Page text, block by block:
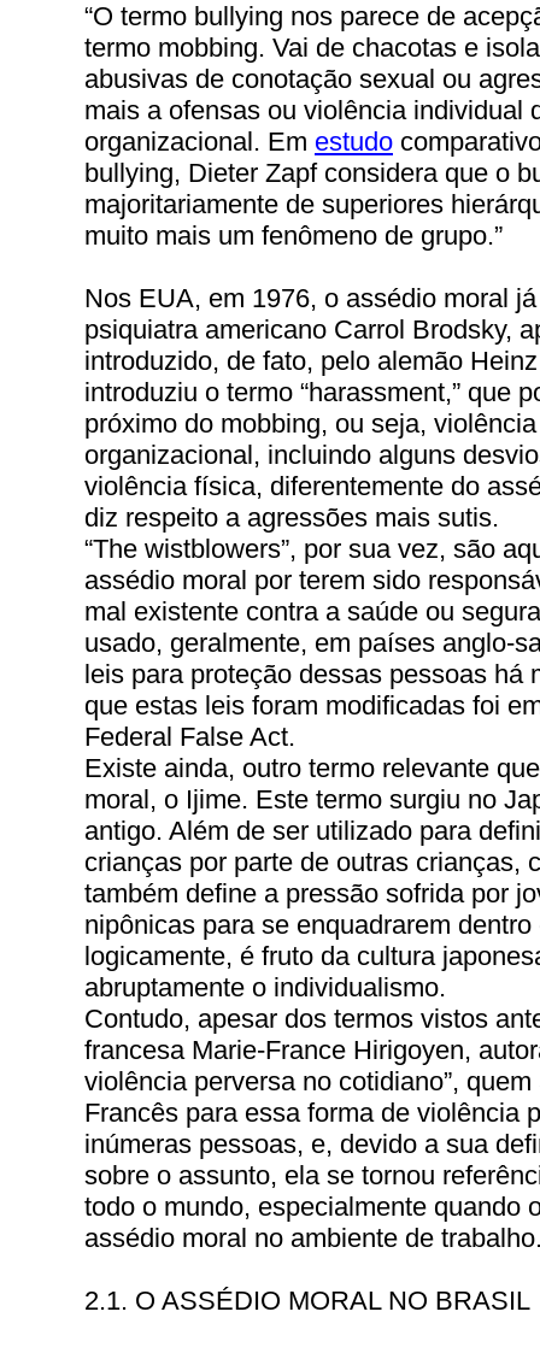
“O termo bullying nos parece de
termo mobbing. Vai de chacotas e
abusivas de conotação sexual ou
mais a ofensas ou violência individual
organizacional. Em estudo
bullying, Dieter Zapf considera que o
majoritariamente de superiores
muito mais um fenômeno de grupo.”
Nos EUA, em 1976, o assédio moral
psiquiatra americano Carrol Brodsky,
introduzido, de fato, pelo alemão
introduziu o termo “harassment,” que
próximo do mobbing, ou seja,
organizacional, incluindo alguns
violência física, diferentemente do
diz respeito a agressões mais sutis.
“The wistblowers”, por sua vez, são
assédio moral por terem sido
mal existente contra a saúde ou
usado, geralmente, em países anglo-
leis para proteção dessas pessoas há
que estas leis foram modificadas foi
Federal False Act.
Existe ainda, outro termo relevante
moral, o Ijime. Este termo surgiu no
antigo. Além de ser utilizado para
crianças por parte de outras crianças,
também define a pressão sofrida por
nipônicas para se enquadrarem
logicamente, é fruto da cultura
abruptamente o individualismo.
Contudo, apesar dos termos vistos
francesa Marie-France Hirigoyen,
violência perversa no cotidiano”,
Francês para essa forma de violência
inúmeras pessoas, e, devido a sua
sobre o assunto, ela se tornou
todo o mundo, especialmente quando
assédio moral no ambiente de
2.1. O ASSÉDIO MORAL NO BRASIL